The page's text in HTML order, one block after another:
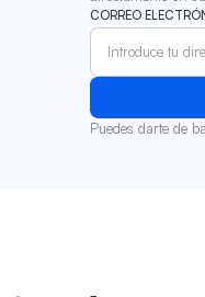
CORREO
Puedes darte de